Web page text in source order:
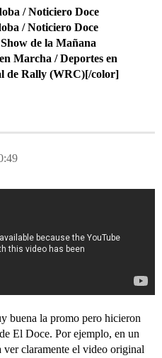
/ Noticiero Doce
/ Noticiero Doce
de la Mañana
Marcha / Deportes en
de Rally (WRC)[/color]
buena la promo pero hicieron
El Doce. Por ejemplo, en un
ver claramente el video original